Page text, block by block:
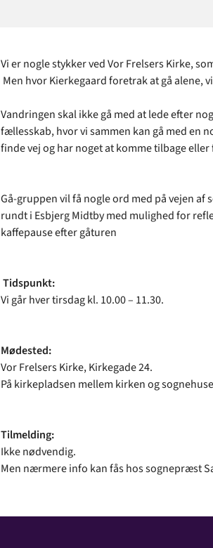
Vi er nogle stykker ved Vor Frelsers Kirke,
Men hvor Kierkegaard foretrak at gå alene,
Vandringen skal ikke gå med at lede efter
fællesskab, hvor vi sammen kan gå med en
finde vej og har noget at komme tilbage
Gå-gruppen vil få nogle ord med på vejen
rundt i Esbjerg Midtby med mulighed for
kaffepause efter gåturen
Tidspunkt:
Vi går hver tirsdag kl. 10.00 – 11.30.
Mødested:
Vor Frelsers Kirke, Kirkegade 24.
På kirkepladsen mellem kirken og
Tilmelding:
Ikke nødvendig.
Men nærmere info kan fås hos sognepræst